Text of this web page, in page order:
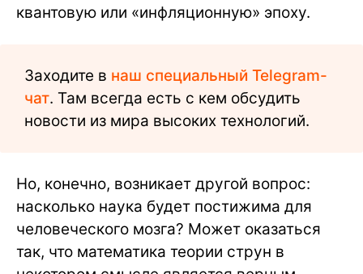
квантовую или «инфляционную» эпоху.
Заходите в наш специальный Telegram-
чат. Там всегда есть с кем обсудить
новости из мира высоких технологий.
Но, конечно, возникает другой вопрос:
насколько наука будет постижима для
человеческого мозга? Может оказаться
так, что математика теории струн в